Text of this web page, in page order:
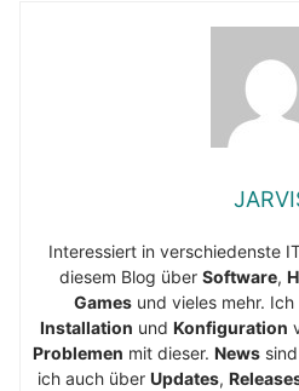
Interessiert in verschiedenste
diesem Blog über Software,
Gamesund vieles mehr.
Installation und Konfiguration
Problemen mit dieser. News
ich auch über Updates,